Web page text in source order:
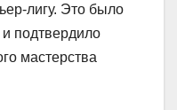
лигу. Это было
подтвердило
мастерства